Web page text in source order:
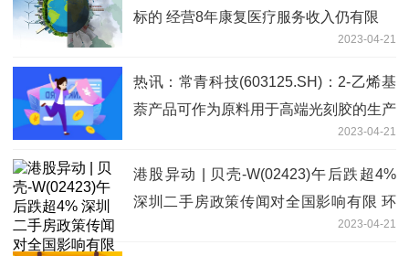
标的 经营8年康复医疗服务收入仍有限
2023-04-21
热讯：常青科技(603125.SH)：2-乙烯基
萘产品可作为原料用于高端光刻胶的生产
2023-04-21
港股异动 | 贝壳-W(02423)午后跌超4%
深圳二手房政策传闻对全国影响有限 环
2023-04-21